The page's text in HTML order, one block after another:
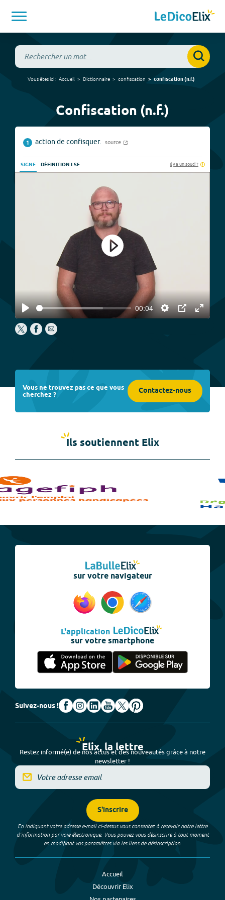
Vous êtes ici : Accueil Dictionnaire confiscation confiscation(n.f.)
Confiscation (n.f.)
1 action de confisquer. source
SIGNE DÉFINITION LSF Il y a un souci ?
Play
00:04
Settings
PIP
Enter
Play
Vous ne trouvez pas ce que vous
cherchez ? Contactez-nous
Ils soutiennent Elix
sur votre navigateur
L'application
sur votre smartphone
Suivez-nous !
Elix, la lettre
Restez informé(e) de nos actus et des nouveautés grâce à notre
newsletter !
S'inscrire
En indiquant votre adresse e-mail ci-dessus vous consentez à recevoir notre lettre
d’information par voie électronique. Vous pouvez vous désinscrire à tout moment
en modifiant vos paramètres via les liens de désinscription.
Accueil
Découvrir Elix